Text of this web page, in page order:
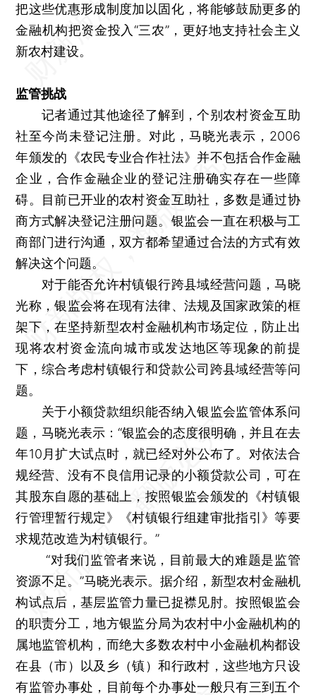
把这些优惠形成制度加以固化，将能够鼓励更多的
金融机构把资金投入“三农”，更好地支持社会主义
新农村建设。
监管挑战
记者通过其他途径了解到，个别农村资金互助
社至今尚未登记注册。对此，马晓光表示，2006
年颁发的《农民专业合作社法》并不包括合作金融
企业，合作金融企业的登记注册确实存在一些障
碍。目前已开业的农村资金互助社，多数是通过协
商方式解决登记注册问题。银监会一直在积极与工
商部门进行沟通，双方都希望通过合法的方式有效
解决这个问题。
对于能否允许村镇银行跨县域经营问题，马晓
光称，银监会将在现有法律、法规及国家政策的框
架下，在坚持新型农村金融机构市场定位，防止出
现将农村资金流向城市或发达地区等现象的前提
下，综合考虑村镇银行和贷款公司跨县域经营等问
题。
关于小额贷款组织能否纳入银监会监管体系问
题，马晓光表示：“银监会的态度很明确，并且在去
年10月扩大试点时，就已经对外公布了。对依法合
规经营、没有不良信用记录的小额贷款公司，可在
其股东自愿的基础上，按照银监会颁发的《村镇银
行管理暂行规定》《村镇银行组建审批指引》等要
求规范改造为村镇银行。”
“对我们监管者来说，目前最大的难题是监管
资源不足。”马晓光表示。据介绍，新型农村金融机
构试点后，基层监管力量已捉襟见肘。按照银监会
的职责分工，地方银监分局为农村中小金融机构的
属地监管机构，而绝大多数农村中小金融机构都设
在县（市）以及乡（镇）和行政村，这些地方只设
有监管办事处，目前每个办事处一般只有三到五个